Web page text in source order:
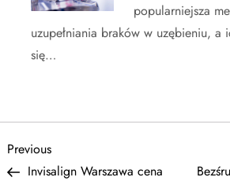
popularniejsza
uzupełniania braków w uzębieniu, a
się…
N
Previous
Post
Previous
Invisalign Warszawa cena